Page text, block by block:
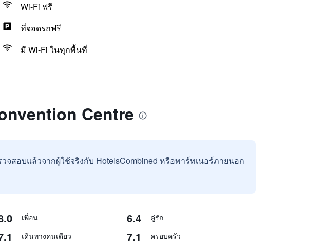
Wi-Fi ฟรี
ที่จอดรถฟรี
มี Wi-Fi ในทุกพื้นที่
Centre
จสอบแล้วจากผู้ใช้จริงกับ HotelsCombined หรือพาร์ทเนอร์ภายนอก
เพื่อน 6.4 คู่รัก
เดินทางคนเดียว 7.1 ครอบครัว